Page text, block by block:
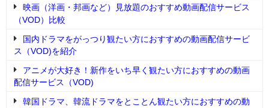
映画（洋画・邦画など）見放題のおすすめ動画配信サービス
（VOD）比較
国内ドラマをがっつり観たい方におすすめの動画配信サービ
ス（VOD)を紹介
アニメが大好き！新作をいち早く観たい方におすすめの動画
配信サービス（VOD)
韓国ドラマ、韓流ドラマをとことん観たい方におすすめの動